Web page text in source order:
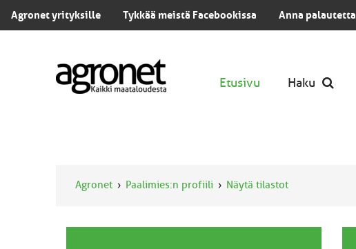
Agronet yrityksille Tykkää meistä Facebookissa Anna palautetta
Etusivu Haku
Agronet Paalimies:n profiili Näytä tilastot